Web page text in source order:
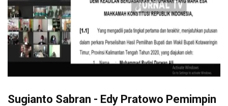
Sugianto Sabran - Edy Pratowo Pemimpin